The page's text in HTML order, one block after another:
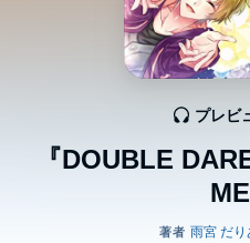
『DOUBLE
プレビ